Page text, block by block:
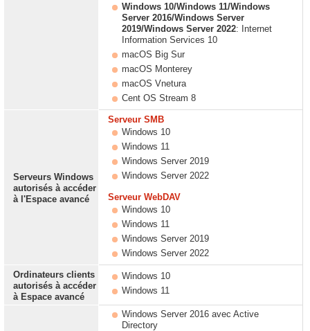
Windows 10/Windows 11/Windows
Server 2016/Windows Server
2019/Windows Server 2022: Internet
Information Services 10
macOS Big Sur
macOS Monterey
macOS Vnetura
Cent OS Stream 8
Serveurs Windows
autorisés à accéder
à l'Espace avancé
Serveur SMB
Windows 10
Windows 11
Windows Server 2019
Windows Server 2022
Serveur WebDAV
Windows 10
Windows 11
Windows Server 2019
Windows Server 2022
Ordinateurs clients
autorisés à accéder
à Espace avancé
Windows 10
Windows 11
Windows Server 2016 avec Active
Directory